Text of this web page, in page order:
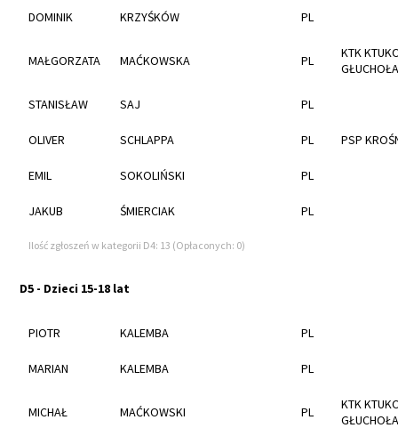
DOMINIK KRZYŚKÓW PL
MAŁGORZATA MAĆKOWSKA PL
KTK
STANISŁAW SAJ PL
OLIVER SCHLAPPA PL PSP
EMIL SOKOLIŃSKI PL
JAKUB ŚMIERCIAK PL
Ilość zgłoszeń w kategorii D4: 13 (Opłaconych: 0)
D5 - Dzieci 15-18 lat
PIOTR KALEMBA PL
MARIAN KALEMBA PL
MICHAŁ MAĆKOWSKI PL
KTK